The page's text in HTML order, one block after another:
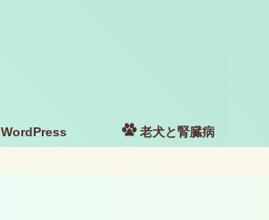
WordPress 老犬と腎臓病